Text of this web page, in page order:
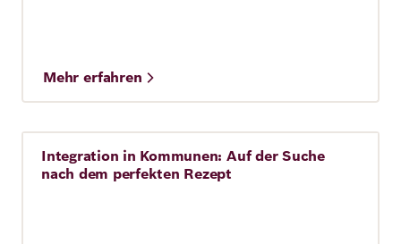
Mehr erfahren
Story
Integration in Kommunen: Auf der Suche
nach dem perfekten Rezept